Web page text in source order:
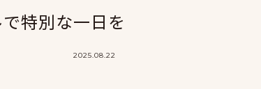
特別な一日を
2025.08.22